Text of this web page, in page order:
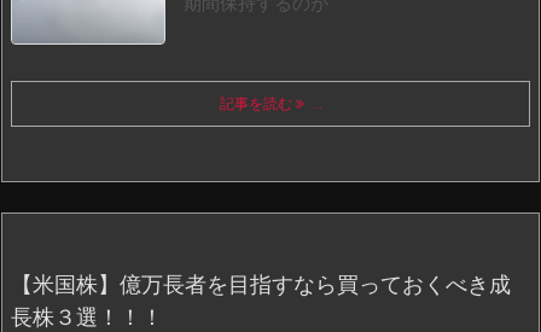
記事を読む ...
【米国株】億万長者を目指すなら買っておくべき成
長株３選！！！